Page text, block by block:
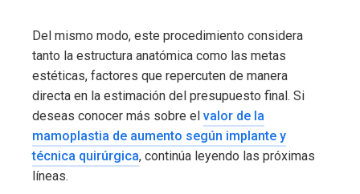
Del mismo modo, este procedimiento considera
tanto la estructura anatómica como las metas
estéticas, factores que repercuten de manera
directa en la estimación del presupuesto final. Si
deseas conocer más sobre el valor de la
mamoplastia de aumento según implante y
técnica quirúrgica, continúa leyendo las próximas
líneas.